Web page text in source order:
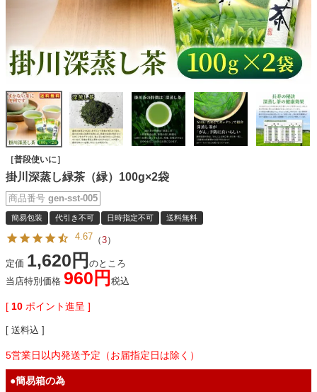
［普段使いに］
掛川深蒸し緑茶（緑）100g×2袋
商品番号 gen-sst-005
簡易包装 代引き不可 日時指定不可 送料無料
4.67 （3）
定価 1,620
のところ
当店特別価格 960 税込
[ 10 ポイント進呈 ]
送料込
5営業日以内発送予定（お届指定日は除く）
●簡易箱の為